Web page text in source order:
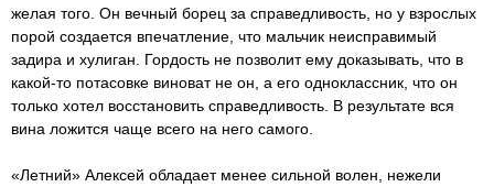
желая того. Он вечный борец за справедливость, но у взрослых
порой создается впечатление, что мальчик неисправимый
задира и хулиган. Гордость не позволит ему доказывать, что в
какой-то потасовке виноват не он, а его одноклассник, что он
только хотел восстановить справедливость. В результате вся
вина ложится чаще всего на него самого.
«Летний» Алексей обладает менее сильной волен, нежели